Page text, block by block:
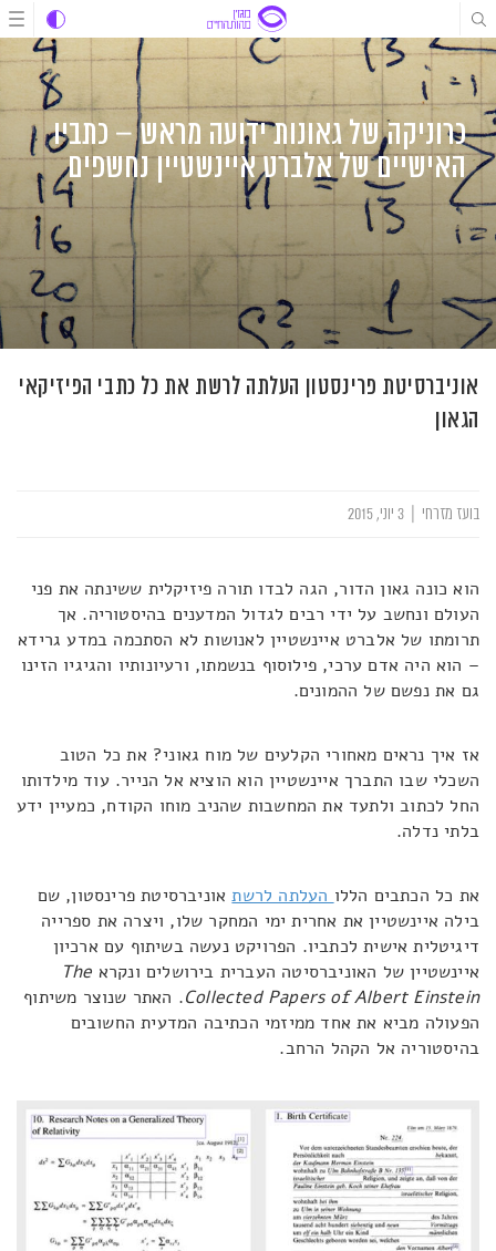
דלג
לתוכן
דלג
לתוכן
דלג
לניווט
כרוניקה של גאונות ידועה מראש – כתביו
האישיים של אלברט איינשטיין נחשפים
אוניברסיטת פרינסטון העלתה לרשת את כל כתבי הפיזיקאי
הגאון
בועז מזרחי
הוא כונה גאון הדור, הגה לבדו תורה פיזיקלית ששינתה את פני
העולם ונחשב על ידי רבים לגדול המדענים בהיסטוריה. אך
תרומתו של אלברט איינשטיין לאנושות לא הסתכמה במדע גרידא
– הוא היה אדם ערכי, פילוסוף בנשמתו, ורעיונותיו והגיגיו הזינו
גם את נפשם של ההמונים.
אז איך נראים מאחורי הקלעים של מוח גאוני? את כל הטוב
השכלי שבו התברך איינשטיין הוא הוציא אל הנייר. עוד מילדותו
החל לכתוב ולתעד את המחשבות שהניב מוחו הקודח, כמעיין ידע
בלתי נדלה.
את כל הכתבים הללו העלתה לרשתאוניברסיטת פרינסטון, שם
בילה איינשטיין את אחרית ימי המחקר שלו, ויצרה את ספרייה
דיגיטלית אישית לכתביו. הפרויקט נעשה בשיתוף עם ארכיון
איינשטיין של האוניברסיטה העברית בירושלים ונקרא The
Collected Papers of Albert Einstein. האתר שנוצר משיתוף
הפעולה מביא את אחד ממיזמי הכתיבה המדעית החשובים
בהיסטוריה אל הקהל הרחב.